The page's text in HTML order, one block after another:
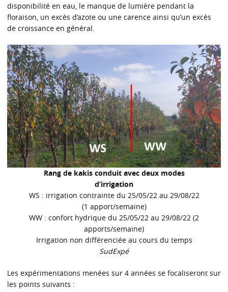
disponibilité en eau, le manque de lumière pendant la
floraison, un excès d’azote ou une carence ainsi qu’un excès
de croissance en général.
Rang de kakis conduit avec deux modes
d’irrigation
WS : irrigation contrainte du 25/05/22 au 29/08/22
(1 apport/semaine)
WW : confort hydrique du 25/05/22 au 29/08/22 (2
apports/semaine)
Irrigation non différenciée au cours du temps
SudExpé
Les expérimentations menées sur 4 années se focaliseront sur
les points suivants :